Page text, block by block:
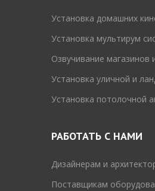
Установка домашних
Установка мультирум
Озвучивание магазинов
Установка уличной и
Установка потолочной
РАБОТАТЬ С НАМИ
Дизайнерам и
Поставщикам